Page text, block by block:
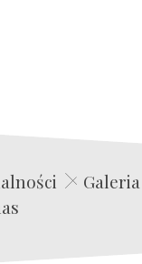
Film Agencja Aktorska
Galeria